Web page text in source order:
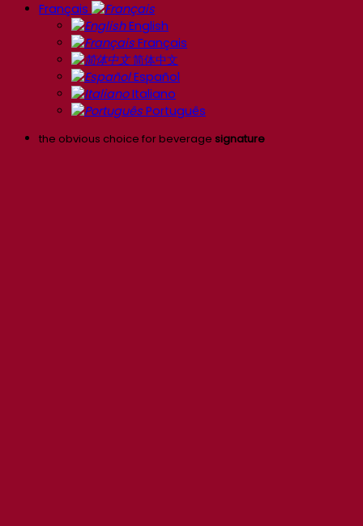
Français
English
Français
简体中文
Español
Italiano
Português
the obvious choice for beverage signature